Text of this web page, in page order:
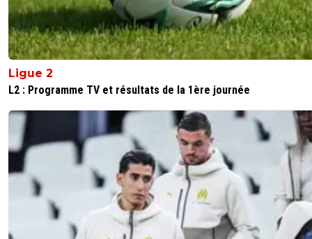
Ligue 2
L2 : Programme TV et résultats de la 1ère journée